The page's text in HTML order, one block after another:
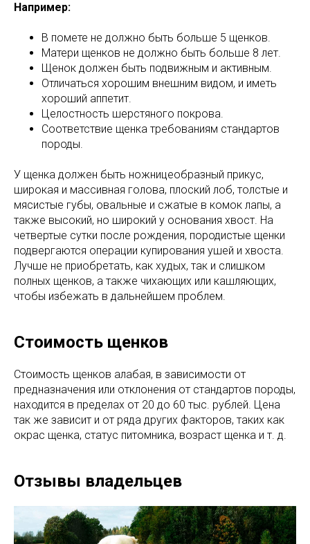
Например:
В помете не должно быть больше 5 щенков.
Матери щенков не должно быть больше 8 лет.
Щенок должен быть подвижным и активным.
Отличаться хорошим внешним видом, и иметь
хороший аппетит.
Целостность шерстяного покрова.
Соответствие щенка требованиям стандартов
породы.
У щенка должен быть ножницеобразный прикус,
широкая и массивная голова, плоский лоб, толстые и
мясистые губы, овальные и сжатые в комок лапы, а
также высокий, но широкий у основания хвост. На
четвертые сутки после рождения, породистые щенки
подвергаются операции купирования ушей и хвоста.
Лучше не приобретать, как худых, так и слишком
полных щенков, а также чихающих или кашляющих,
чтобы избежать в дальнейшем проблем.
Стоимость щенков
Стоимость щенков алабая, в зависимости от
предназначения или отклонения от стандартов породы,
находится в пределах от 20 до 60 тыс. рублей. Цена
так же зависит и от ряда других факторов, таких как
окрас щенка, статус питомника, возраст щенка и т. д.
Отзывы владельцев